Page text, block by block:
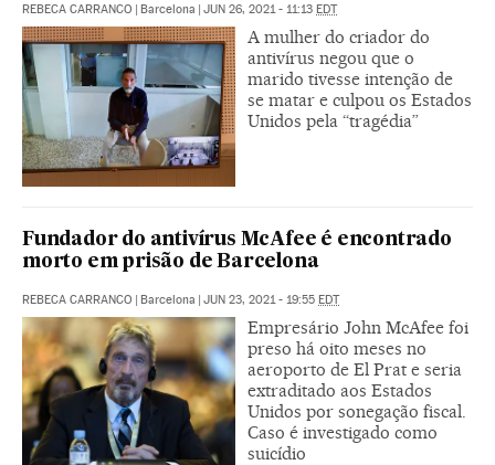
REBECA CARRANCO | Barcelona | JUN 26, 2021 - 11:13 EDT
A mulher do criador do
antivírus negou que o
marido tivesse intenção de
se matar e culpou os Estados
Unidos pela “tragédia”
Fundador do antivírus McAfee é encontrado
morto em prisão de Barcelona
REBECA CARRANCO | Barcelona | JUN 23, 2021 - 19:55 EDT
Empresário John McAfee foi
preso há oito meses no
aeroporto de El Prat e seria
extraditado aos Estados
Unidos por sonegação fiscal.
Caso é investigado como
suicídio